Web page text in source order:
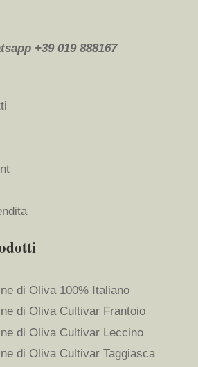
+39 019 888167
di Oliva 100% Italiano
di Oliva Cultivar Frantoio
di Oliva Cultivar Leccino
di Oliva Cultivar Taggiasca